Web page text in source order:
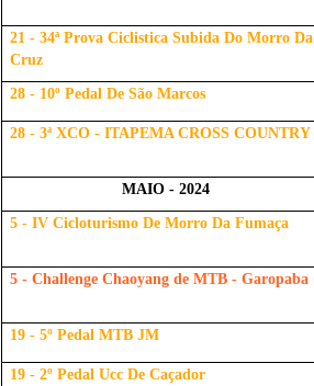
21 - 34ª Prova Ciclistica Subida Do Morro Da
Cruz
28 - 10º Pedal De São Marcos
28 - 3ª XCO - ITAPEMA CROSS COUNTRY
MAIO - 2024
5 - IV Cicloturismo De Morro Da Fumaça
5 - Challenge Chaoyang de MTB - Garopaba
19 - 5º Pedal MTB JM
19 - 2º Pedal Ucc De Caçador